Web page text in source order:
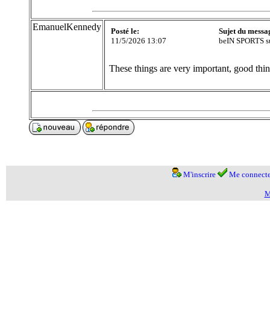
EmanuelKennedy
Posté le:
11/5/2026 13:07
Sujet du
beIN SPORTS
These things are very important, good
M'inscrire Me